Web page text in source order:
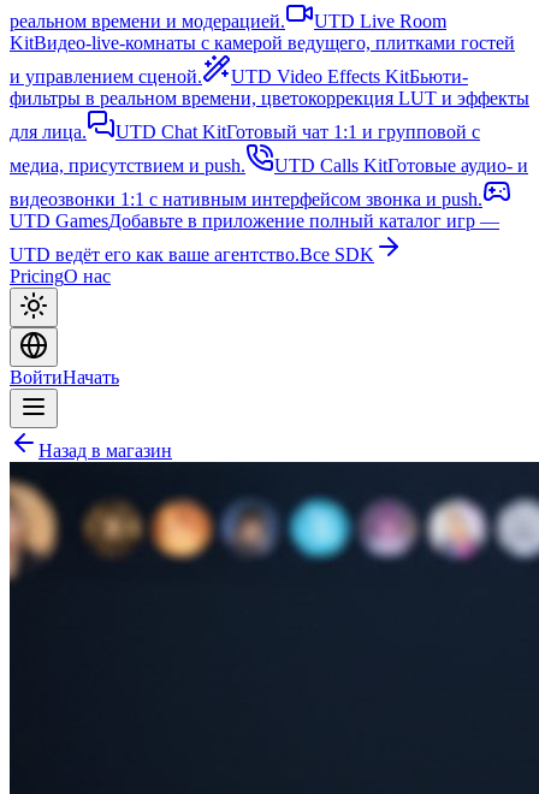
реальном времени и модерацией.
UTD Live Room
KitВидео-live-комнаты с камерой ведущего, плитками гостей
и управлением сценой.
UTD Video Effects KitБьюти-
фильтры в реальном времени, цветокоррекция LUT и эффекты
для лица.
UTD Chat KitГотовый чат 1:1 и групповой с
медиа, присутствием и push.
UTD Calls KitГотовые аудио- и
видеозвонки 1:1 с нативным интерфейсом звонка и push.
UTD GamesДобавьте в приложение полный каталог игр —
UTD ведёт его как ваше агентство.Все SDK
PricingО нас
ВойтиНачать
Назад в магазин